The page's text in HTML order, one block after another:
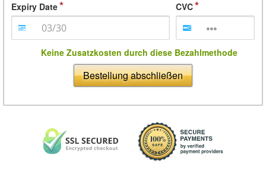
Expiry Date CVC
Keine Zusatzkosten durch diese Bezahlmethode
Bestellung abschließen